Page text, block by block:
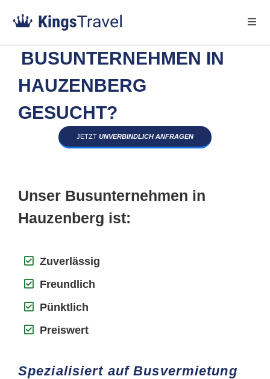
BUSUNTERNEHMEN IN
HAUZENBERG
GESUCHT?
JETZT UNVERBINDLICH ANFRAGEN
Unser Busunternehmen in
Hauzenberg ist:
Zuverlässig
Freundlich
Pünktlich
Preiswert
Spezialisiert auf Busvermietung